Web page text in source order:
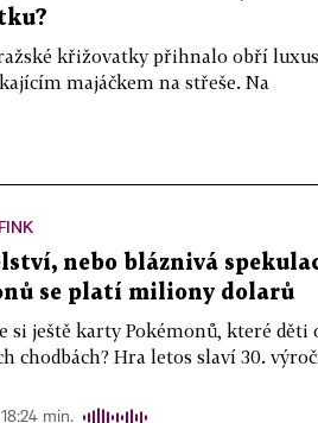
křižovatky přihnalo obří
majáčkem na střeše. Na
nebo bláznivá
se platí miliony dolarů
si ještě karty Pokémonů, které
chodbách? Hra letos slaví 30.
min.